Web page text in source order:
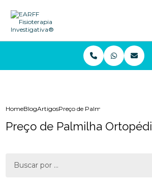
HomeBlogArtigosPreço de Palmilha Ortopédica
Preço de Palmilha